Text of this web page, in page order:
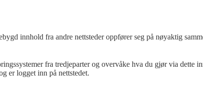
innhold fra andre nettsteder oppfører seg på nøyaktig
fra tredjeparter og overvåke hva du gjør via dette
er logget inn på nettstedet.